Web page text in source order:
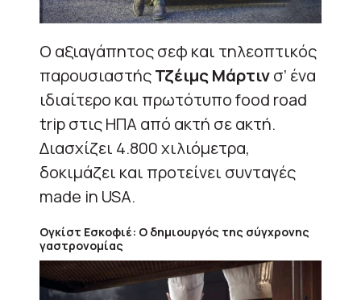
Ο αξιαγάπητος σεφ και τηλεοπτικός
παρουσιαστήςΤζέιμς Μάρτινσ’ ένα
ιδιαίτερο και πρωτότυπο food road
trip στις ΗΠΑ από ακτή σε ακτή.
Διασχίζει 4.800 χιλιόμετρα,
δοκιμάζει και προτείνει συνταγές
made in USA.
Ογκίστ Εσκοφιέ: Ο δημιουργός της σύγχρονης
γαστρονομίας